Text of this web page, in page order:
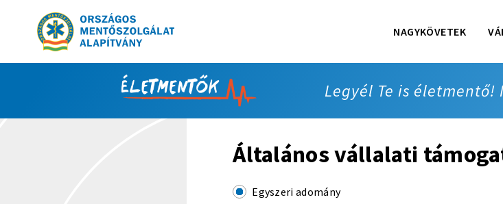
NAGYKÖVETEK
Tovább a tartalomhoz
Legyél Te is életmentő!
Általános vállalati
Egyszeri adomány